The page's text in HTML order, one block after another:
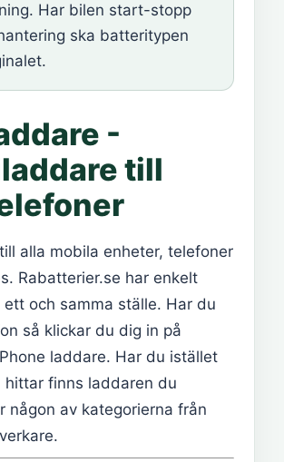
Har bilen start-stopp
ska batteritypen
-
till
alla mobila enheter, telefoner
Rabatterier.se har enkelt
ett och samma ställe. Har du
så klickar du dig in på
laddare. Har du istället
hittar finns laddaren du
någon av kategorierna från